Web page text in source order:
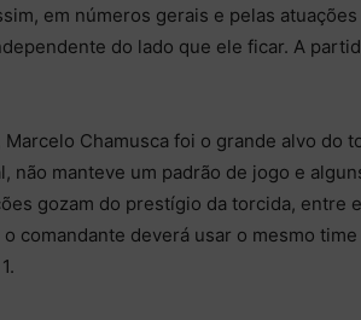
em números gerais e pelas
do lado que ele ficar. A
Chamusca foi o grande alvo do
não manteve um padrão de jogo e
gozam do prestígio da torcida, entre
comandante deverá usar o mesmo